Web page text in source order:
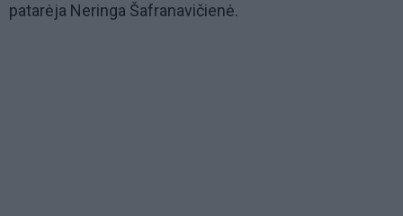
patarėja Neringa Šafranavičienė.